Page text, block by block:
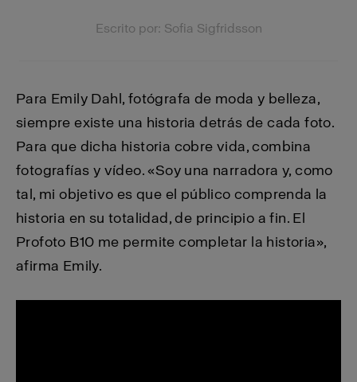
Escrito por: Sofia Sigfridsson
Para Emily Dahl, fotógrafa de moda y belleza,
siempre existe una historia detrás de cada foto.
Para que dicha historia cobre vida, combina
fotografías y vídeo. «Soy una narradora y, como
tal, mi objetivo es que el público comprenda la
historia en su totalidad, de principio a fin. El
Profoto B10 me permite completar la historia»,
afirma Emily.